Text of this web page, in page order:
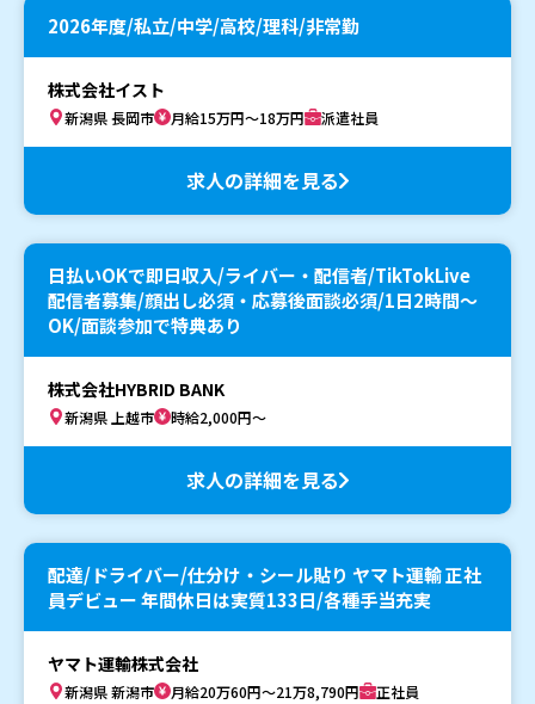
2026年度/私立/中学/高校/理科/非常勤
株式会社イスト
新潟県 長岡市 月給15万円～18万円 派遣社員
求人の詳細を見る
日払いOKで即日収入/ライバー・配信者/TikTokLive
配信者募集/顔出し必須・応募後面談必須/1日2時間〜
OK/面談参加で特典あり
株式会社HYBRID BANK
新潟県 上越市 時給2,000円～
求人の詳細を見る
配達/ドライバー/仕分け・シール貼り ヤマト運輸 正社
員デビュー 年間休日は実質133日/各種手当充実
ヤマト運輸株式会社
新潟県 新潟市 月給20万60円～21万8,790円 正社員